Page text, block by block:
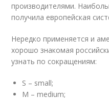
производителями.
получила европейская
Нередко применяется и
хорошо знакомая
узнать по сокращениям:
S – small;
M – medium;